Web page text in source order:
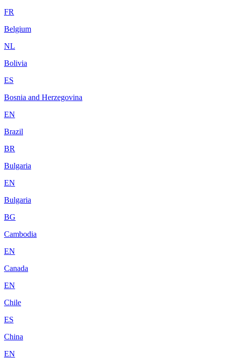
FR
Belgium
NL
Bolivia
ES
Bosnia and Herzegovina
EN
Brazil
BR
Bulgaria
EN
Bulgaria
BG
Cambodia
EN
Canada
EN
Chile
ES
China
EN